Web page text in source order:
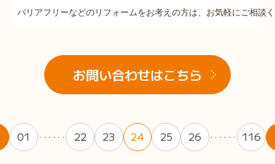
バリアフリーなどのリフォームをお考えの方は、お気軽にご相談
お問い合わせはこちら
01 ・・・・・・ 22 23 24 25 26 ・・・・・・ 116